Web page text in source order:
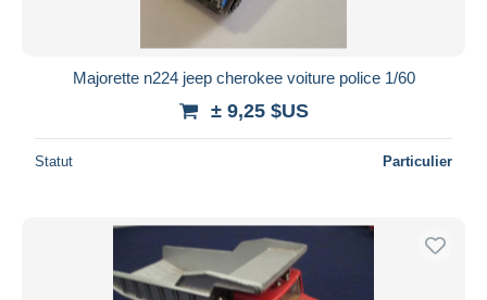
Majorette n224 jeep cherokee voiture police 1/60
± 9,25 $US
Statut Particulier